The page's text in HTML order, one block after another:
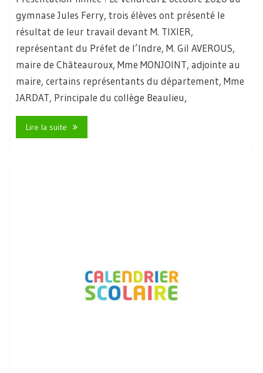
gymnase Jules Ferry, trois élèves ont présenté le
résultat de leur travail devant M. TIXIER,
représentant du Préfet de l’Indre, M. Gil AVEROUS,
maire de Châteauroux, Mme MONJOINT, adjointe au
maire, certains représentants du département, Mme
JARDAT, Principale du collège Beaulieu,
Lire la suite